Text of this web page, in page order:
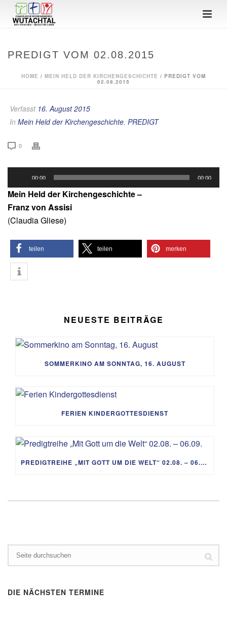
PREDIGT VOM 02.08.2015
HOME / MEIN HELD DER KIRCHENGESCHICHTE / PREDIGT VOM
02.08.2015
Verfasst 16. August 2015
In Mein Held der Kirchengeschichte, PREDIGT
0
Player
00:00 00:00
Mein Held der Kirchengeschichte –
Franz von Assisi
(Claudia Gliese)
teilen teilen merken
NEUESTE BEITRÄGE
SOMMERKINO AM SONNTAG, 16. AUGUST
FERIEN KINDERGOTTESDIENST
PREDIGTREIHE „MIT GOTT UM DIE WELT“ 02.08. – 06.09.
DIE NÄCHSTEN TERMINE